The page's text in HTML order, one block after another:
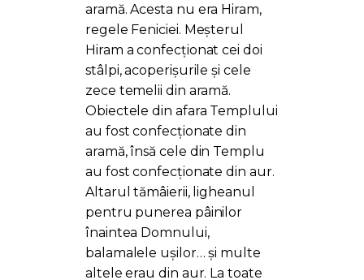
aramă. Acesta nu era Hiram,
regele Feniciei. Meșterul
Hiram a confecționat cei doi
stâlpi, acoperișurile și cele
zece temelii din aramă.
Obiectele din afara Templului
au fost confecționate din
aramă, însă cele din Templu
au fost confecționate din aur.
Altarul tămâierii, ligheanul
pentru punerea pâinilor
înaintea Domnului,
balamalele ușilor… și multe
altele erau din aur. La toate